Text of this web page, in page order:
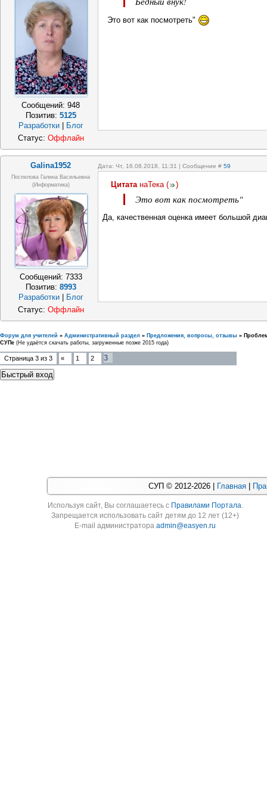
Сообщений:948
Позитив: 5125
Разработки
Блог
Это вот как посмотреть"
Статус: Оффлайн
Galina1952 Дата: Чт, 16.08.2018, 11:31 | Сообщение # 59
Поспелова Галина Васильевна
(информатика)
Сообщений: 7333
Позитив: 8993
Разработки
Блог
Цитата наТека( )
Это вот как посмотреть"
Да, качественная оценка имеет большой
Статус: Оффлайн
Форум для учителей » Административный раздел » Предложения, вопросы, отзывы »
СУПе (Не удаётся скачать работы, загруженные позже 2015 года)
Страница 3 из 3 « 1 2 3
СУП © 2012-2026 | Главная
Используя cайт, Вы соглашаетесь с Правилами Портала.
Запрещается использовать сайт детям до 12 лет (12+)
E-mail администратораadmin@easyen.ru